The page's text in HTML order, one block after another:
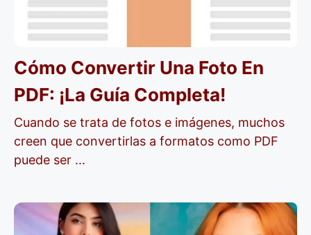
Cómo Convertir Una Foto En
PDF: ¡la Guía Completa!
Cuando se trata de fotos e imágenes, muchos
creen que convertirlas a formatos como PDF
puede ser ...